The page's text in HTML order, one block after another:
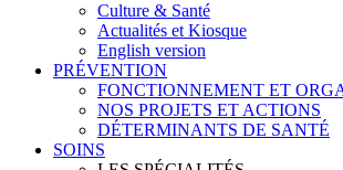
Culture & Santé
Actualités et Kiosque
English version
PRÉVENTION
FONCTIONNEMENT ET
NOS PROJETS ET ACTIONS
DÉTERMINANTS DE SANTÉ
SOINS